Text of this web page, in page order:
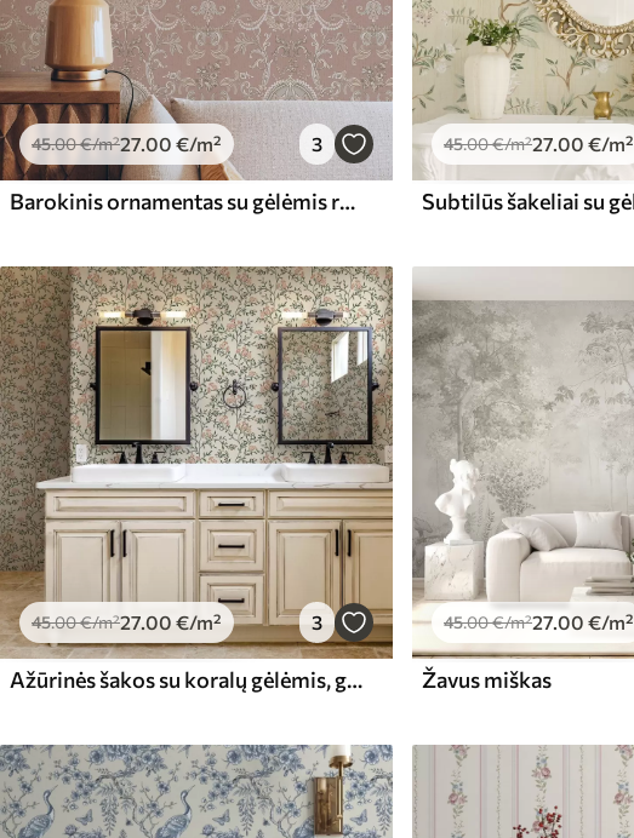
45.00€/m²27.00 €/m² 3
Barokinis ornamentas su gėlėmis rausvame fone
45.00€/m²27.00 €/m²
45.00€/m²27.00 €/m² 3
Ažūrinės šakos su koralų gėlėmis, gėlių raštas
45.00€/m²27.00 €/m²
Žavus miškas